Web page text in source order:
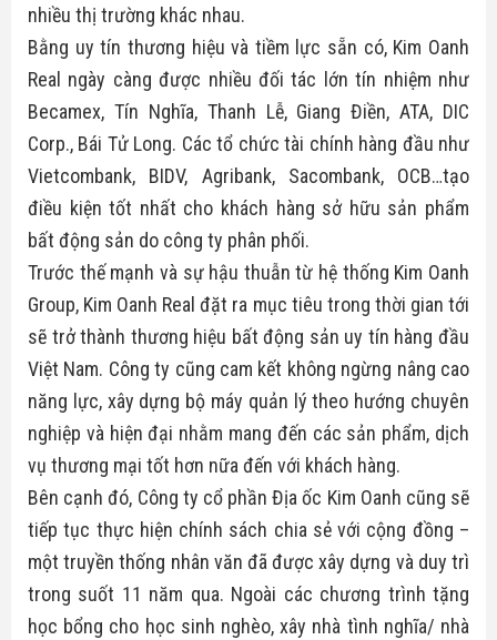
nhiều thị trường khác nhau.
Bằng uy tín thương hiệu và tiềm lực sẵn có, Kim Oanh
Real ngày càng được nhiều đối tác lớn tín nhiệm như
Becamex, Tín Nghĩa, Thanh Lễ, Giang Điền, ATA, DIC
Corp., Bái Tử Long. Các tổ chức tài chính hàng đầu như
Vietcombank, BIDV, Agribank, Sacombank, OCB…tạo
điều kiện tốt nhất cho khách hàng sở hữu sản phẩm
bất động sản do công ty phân phối.
Trước thế mạnh và sự hậu thuẫn từ hệ thống Kim Oanh
Group, Kim Oanh Real đặt ra mục tiêu trong thời gian tới
sẽ trở thành thương hiệu bất động sản uy tín hàng đầu
Việt Nam. Công ty cũng cam kết không ngừng nâng cao
năng lực, xây dựng bộ máy quản lý theo hướng chuyên
nghiệp và hiện đại nhằm mang đến các sản phẩm, dịch
vụ thương mại tốt hơn nữa đến với khách hàng.
Bên cạnh đó, Công ty cổ phần Địa ốc Kim Oanh cũng sẽ
tiếp tục thực hiện chính sách chia sẻ với cộng đồng –
một truyền thống nhân văn đã được xây dựng và duy trì
trong suốt 11 năm qua. Ngoài các chương trình tặng
học bổng cho học sinh nghèo, xây nhà tình nghĩa/ nhà